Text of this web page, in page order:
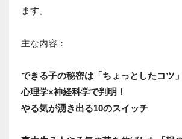
ます。
主な内容：
できる子の秘密は「ちょっとしたコツ
心理学×神経科学で判明！
やる気が湧き出る10のスイッチ